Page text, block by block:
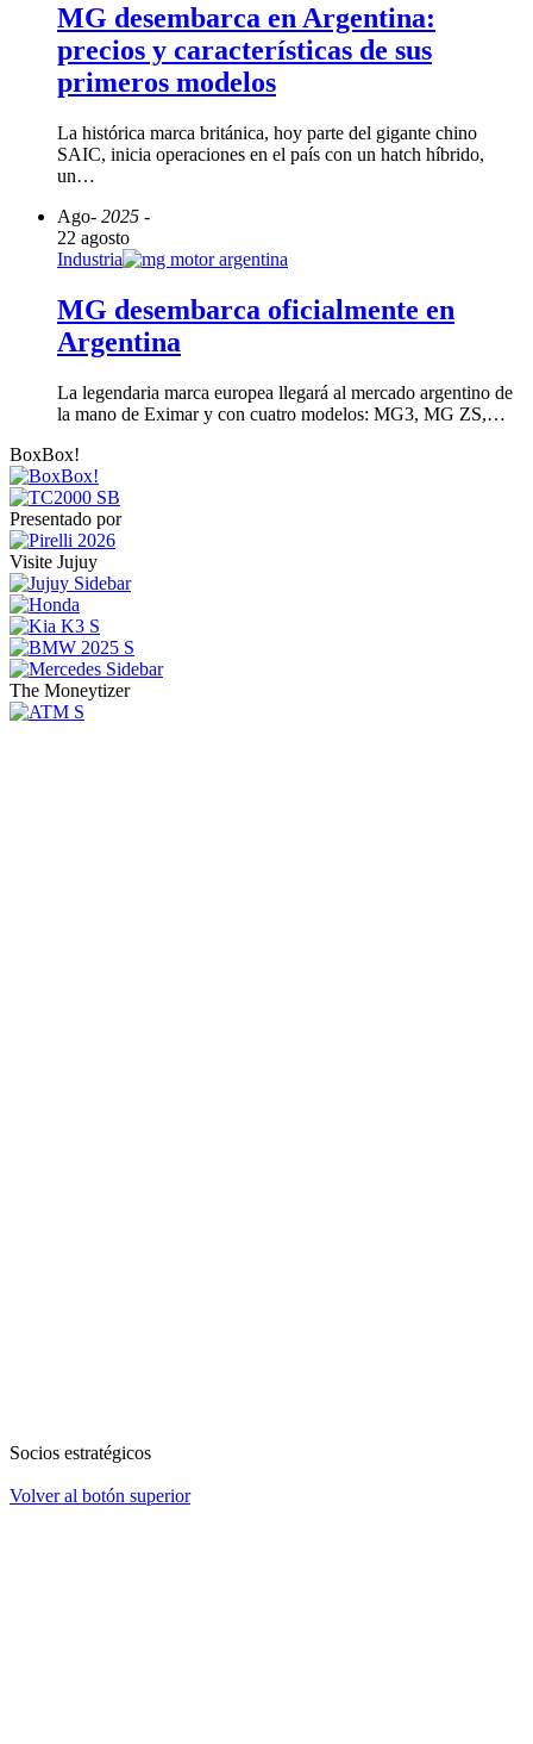
MG desembarca en Argentina:
precios y características de sus
primeros modelos
La histórica marca británica, hoy parte del gigante chino
SAIC, inicia operaciones en el país con un hatch híbrido,
un…
Ago- 2025 -
22 agosto
Industria
MG desembarca oficialmente en
Argentina
La legendaria marca europea llegará al mercado argentino de
la mano de Eximar y con cuatro modelos: MG3, MG ZS,…
BoxBox!
Presentado por
Visite Jujuy
The Moneytizer
Socios estratégicos
Volver al botón superior